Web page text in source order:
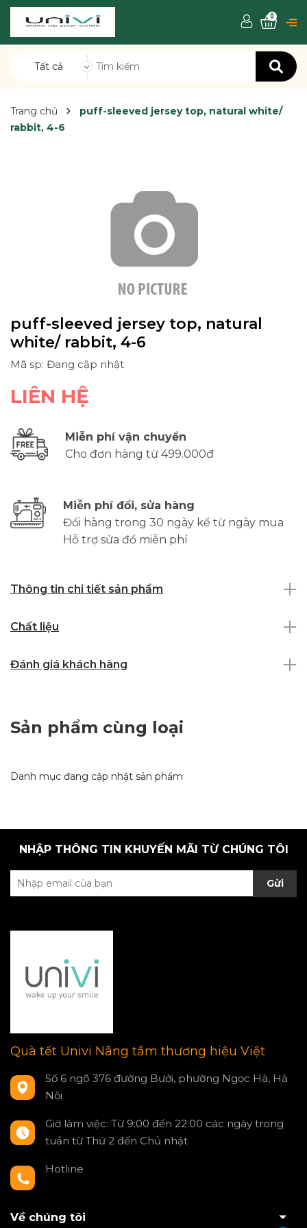
Tất cả
0
Trang chủ
puff-sleeved jersey top, natural white/
rabbit, 4-6
puff-sleeved jersey top, natural
white/ rabbit, 4-6
Mã sp: Đang cập nhật
LIÊN HỆ
Miễn phí vận chuyển
Cho đơn hàng từ 499.000đ
Miễn phí đổi, sửa hàng
Đổi hàng trong 30 ngày kể từ ngày mua
Hỗ trợ sửa đồ miễn phí
Thông tin chi tiết sản phẩm
Chất liệu
Đánh giá khách hàng
Sản phẩm cùng loại
Danh mục đang cập nhật sản phẩm
NHẬP THÔNG TIN KHUYẾN MÃI TỪ CHÚNG TÔI
Gửi
Quà tết Univi Nâng tầm thương hiệu Việt
Số 6 ngõ 376 đường Bưởi, phường Ngọc Hà, Hà
Nội
Giờ làm việc: Từ 9:00 đến 22:00 các ngày trong
tuần từ Thứ 2 đến Chủ nhật
Hotline
Về chúng tôi